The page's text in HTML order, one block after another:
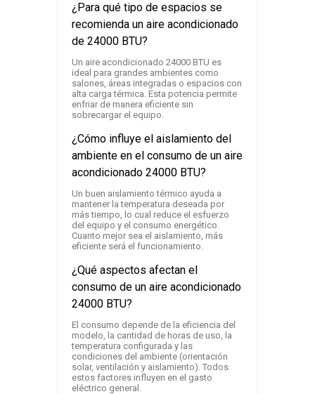
¿Para qué tipo de espacios se
recomienda un aire acondicionado
de 24000 BTU?
Un aire acondicionado 24000 BTU es
ideal para grandes ambientes como
salones, áreas integradas o espacios con
alta carga térmica. Esta potencia permite
enfriar de manera eficiente sin
sobrecargar el equipo.
¿Cómo influye el aislamiento del
ambiente en el consumo de un aire
acondicionado 24000 BTU?
Un buen aislamiento térmico ayuda a
mantener la temperatura deseada por
más tiempo, lo cual reduce el esfuerzo
del equipo y el consumo energético.
Cuanto mejor sea el aislamiento, más
eficiente será el funcionamiento.
¿Qué aspectos afectan el
consumo de un aire acondicionado
24000 BTU?
El consumo depende de la eficiencia del
modelo, la cantidad de horas de uso, la
temperatura configurada y las
condiciones del ambiente (orientación
solar, ventilación y aislamiento). Todos
estos factores influyen en el gasto
eléctrico general.